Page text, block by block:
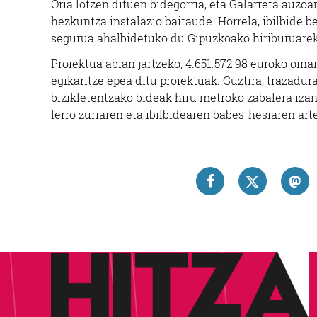
Oria lotzen dituen bidegorria, eta Galarreta
hezkuntza instalazio baitaude. Horrela, ibilbide
segurua ahalbidetuko du Gipuzkoako
Proiektua abian jartzeko, 4.651.572,98 euroko
egikaritze epea ditu proiektuak. Guztira,
bizikletentzako bideak hiru metroko zabalera
lerro zuriaren eta ibilbidearen babes-hesiaren